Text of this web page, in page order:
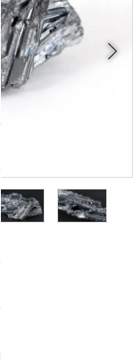
arrow_forward_ios